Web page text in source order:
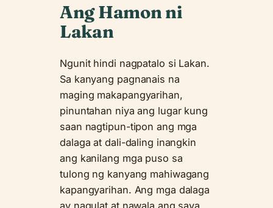
Ang Hamon ni
Lakan
Ngunit hindi nagpatalo si Lakan.
Sa kanyang pagnanais na
maging makapangyarihan,
pinuntahan niya ang lugar kung
saan nagtipun-tipon ang mga
dalaga at dali-daling inangkin
ang kanilang mga puso sa
tulong ng kanyang mahiwagang
kapangyarihan. Ang mga dalaga